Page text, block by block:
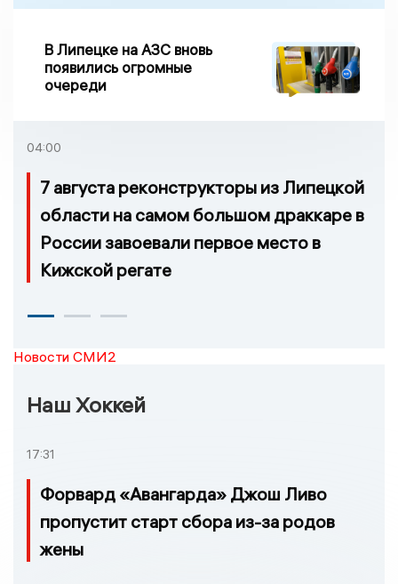
В Липецке на АЗС вновь
появились огромные
очереди
04:00
7 августа реконструкторы из Липецкой
области на самом большом драккаре в
России завоевали первое место в
Кижской регате
Новости СМИ2
Наш Хоккей
17:31
Форвард «Авангарда» Джош Ливо
пропустит старт сбора из-за родов
жены